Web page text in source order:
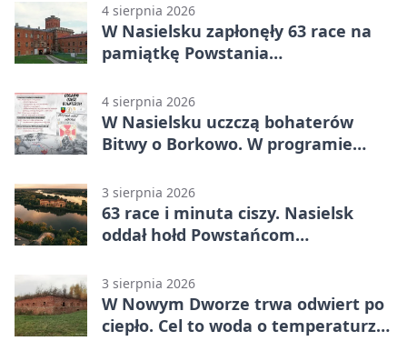
4 sierpnia 2026
W Nasielsku zapłonęły 63 race na
pamiątkę Powstania
4 sierpnia 2026
W Nasielsku uczczą bohaterów
Bitwy o Borkowo. W programie
3 sierpnia 2026
63 race i minuta ciszy. Nasielsk
oddał hołd Powstańcom
3 sierpnia 2026
W Nowym Dworze trwa odwiert po
ciepło. Cel to woda o temperaturze